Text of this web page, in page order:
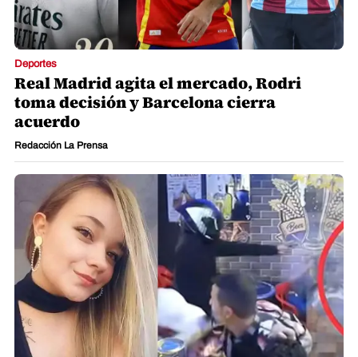
Deportes
Real Madrid agita el mercado, Rodri
toma decisión y Barcelona cierra
acuerdo
Redacción La Prensa